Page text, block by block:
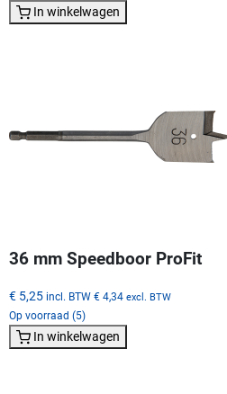
In winkelwagen
36 mm Speedboor ProFit
€ 5,25 incl. BTW € 4,34 excl. BTW
Op voorraad (5)
In winkelwagen